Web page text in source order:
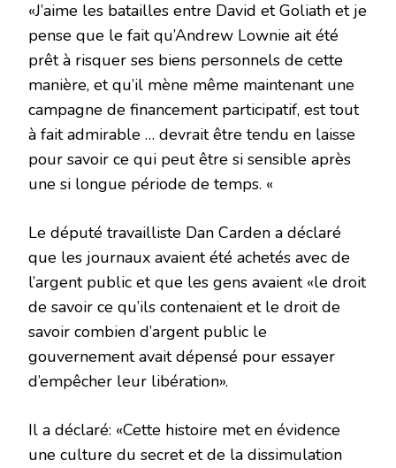
«J’aime les batailles entre David et Goliath et je
pense que le fait qu’Andrew Lownie ait été
prêt à risquer ses biens personnels de cette
manière, et qu’il mène même maintenant une
campagne de financement participatif, est tout
à fait admirable … devrait être tendu en laisse
pour savoir ce qui peut être si sensible après
une si longue période de temps. «
Le député travailliste Dan Carden a déclaré
que les journaux avaient été achetés avec de
l’argent public et que les gens avaient «le droit
de savoir ce qu’ils contenaient et le droit de
savoir combien d’argent public le
gouvernement avait dépensé pour essayer
d’empêcher leur libération».
Il a déclaré: «Cette histoire met en évidence
une culture du secret et de la dissimulation